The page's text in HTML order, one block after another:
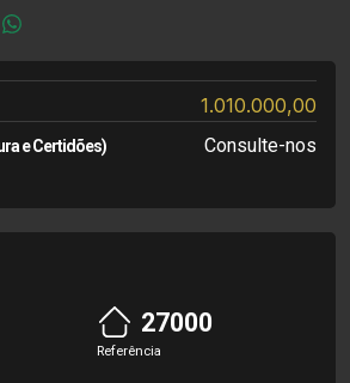
1.010.000,00
e Certidões) Consulte-nos
27000
Referência